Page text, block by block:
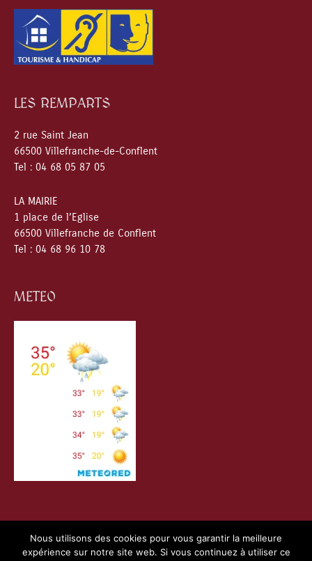
LES REMPARTS
2 rue Saint Jean
66500 Villefranche-de-Conflent
Tel : 04 68 05 87 05
LA MAIRIE
1 place de l’Eglise
66500 Villefranche de Conflent
Tel : 04 68 96 10 78
METEO
Nous utilisons des cookies pour vous garantir la meilleure
expérience sur notre site web. Si vous continuez à utiliser ce